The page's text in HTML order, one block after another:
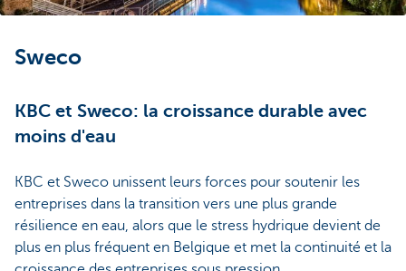
Sweco
KBC et Sweco: la croissance durable avec
moins d'eau
KBC et Sweco unissent leurs forces pour soutenir les
entreprises dans la transition vers une plus grande
résilience en eau, alors que le stress hydrique devient de
plus en plus fréquent en Belgique et met la continuité et la